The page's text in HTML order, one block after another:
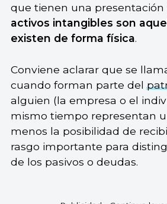
que tienen una presentación
activos intangibles son
existen de forma física.
Conviene aclarar que se
cuando forman parte del
alguien (la empresa o el
mismo tiempo representan
menos la posibilidad de
rasgo importante para
de los pasivos o deudas.